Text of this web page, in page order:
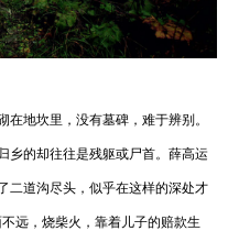
地坎里，没有墓碑，难于辨别。
乡的却往往是残躯或尸首。薛高运
二道沟尽头，似乎在这样的深处才
远，烧柴火，靠着儿子的赔款生